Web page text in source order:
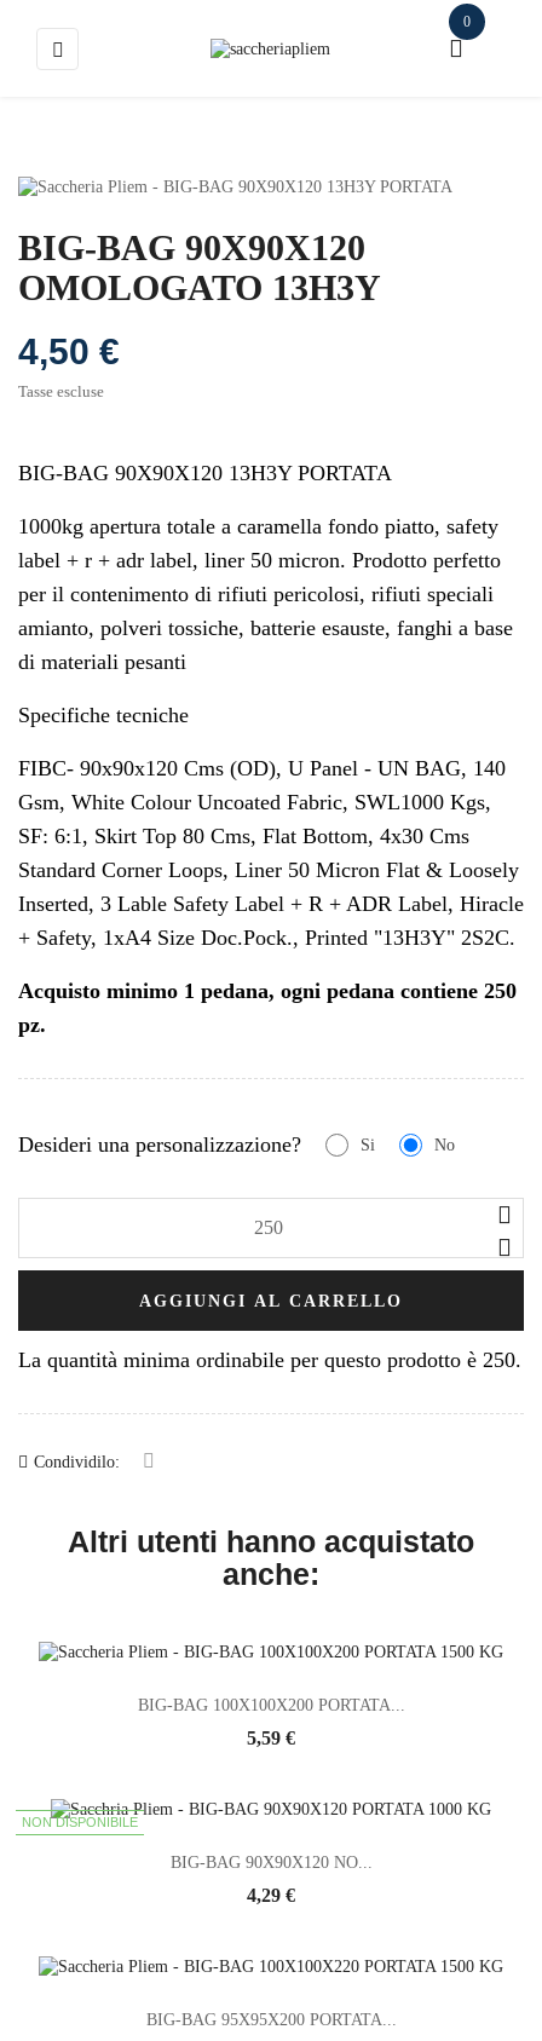
navigazione
Toggle
☰
0
BIG-BAG 90X90X120
OMOLOGATO 13H3Y
4,50 €
Tasse escluse
BIG-BAG 90X90X120 13H3Y PORTATA
1000kg apertura totale a caramella fondo piatto, safety
label + r + adr label, liner 50 micron. Prodotto perfetto
per il contenimento di rifiuti pericolosi, rifiuti speciali
amianto, polveri tossiche, batterie esauste, fanghi a base
di materiali pesanti
Specifiche tecniche
FIBC- 90x90x120 Cms (OD), U Panel - UN BAG, 140
Gsm, White Colour Uncoated Fabric, SWL1000 Kgs,
SF: 6:1, Skirt Top 80 Cms, Flat Bottom, 4x30 Cms
Standard Corner Loops, Liner 50 Micron Flat & Loosely
Inserted, 3 Lable Safety Label + R + ADR Label, Hiracle
+ Safety, 1xA4 Size Doc.Pock., Printed "13H3Y" 2S2C.
Acquisto minimo 1 pedana, ogni pedana contiene 250
pz.
Desideri una personalizzazione? Si No
AGGIUNGI AL CARRELLO
La quantità minima ordinabile per questo prodotto è 250.
Condividilo:
Altri utenti hanno acquistato
anche:
BIG-BAG 100X100X200 PORTATA...
5,59 €
NON DISPONIBILE
BIG-BAG 90X90X120 NO...
4,29 €
BIG-BAG 95X95X200 PORTATA...